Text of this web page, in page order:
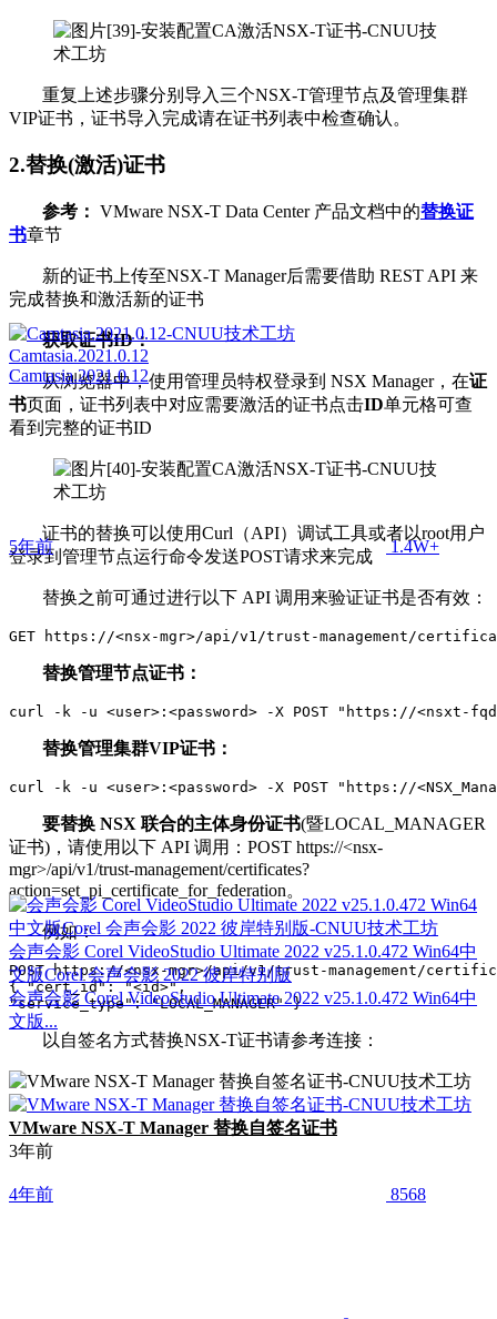
重复上述步骤分别导入三个NSX-T管理节点及管理集群
VIP证书，证书导入完成请在证书列表中检查确认。
2.替换(激活)证书
参考： VMware NSX-T Data Center 产品文档中的替换证
书章节
新的证书上传至NSX-T Manager后需要借助 REST API 来
完成替换和激活新的证书
获取证书ID：
从浏览器中，使用管理员特权登录到 NSX Manager，在证
书页面，证书列表中对应需要激活的证书点击ID单元格可查
看到完整的证书ID
证书的替换可以使用Curl（API）调试工具或者以root用户
登录到管理节点运行命令发送POST请求来完成
替换之前可通过进行以下 API 调用来验证证书是否有效：
GET https://<nsx-mgr>/api/v1/trust-management/
替换管理节点证书：
curl -k -u <user>:<password> -X POST "https://
替换管理集群VIP证书：
curl -k -u <user>:<password> -X POST "https://
要替换 NSX 联合的主体身份证书(暨LOCAL_MANAGER
证书)，请使用以下 API 调用：POST https://<nsx-
mgr>/api/v1/trust-management/certificates?
action=set_pi_certificate_for_federation。
例如：
POST https://<nsx-mgr>/api/v1/trust-management/
{ "cert_id": "<id>",
"service_type": "LOCAL_MANAGER" }
以自签名方式替换NSX-T证书请参考连接：
VMware NSX-T Manager 替换自签名证书
3年前
Camtasia.2021.0.12
Camtasia.2021.0.12
5年前 1.4W+
会声会影 Corel VideoStudio Ultimate 2022 v25.1.0.472 Win64中
文版Corel 会声会影 2022 彼岸特别版
会声会影 Corel VideoStudio Ultimate 2022 v25.1.0.472 Win64中
文版...
4年前 8568